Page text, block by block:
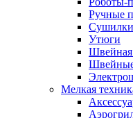
Ручные
Сушилки
Утюги
Швейная
Швейные
Мелкая